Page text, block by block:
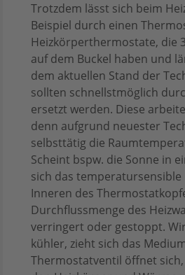
Trotzdem lässt sich beim
Beispiel durch einen
Heizkörperthermostate, die
auf dem Buckel haben und
dem aktuellen Stand der
sollten schnellstmöglich
ersetzt werden. Diese
denn aufgrund neuester
selbsttätig die
Scheint bspw. die Sonne in
sich das
Inneren des
Durchflussmenge des
verringert oder gestoppt.
kühler, zieht sich das
Thermostatventil öffnet